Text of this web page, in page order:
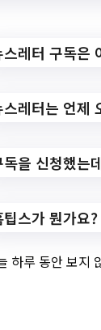
교
작
스레터 구독은
스레터는 언제
독을 신청했는
팁스가 뭔가요
하루 동안 보지